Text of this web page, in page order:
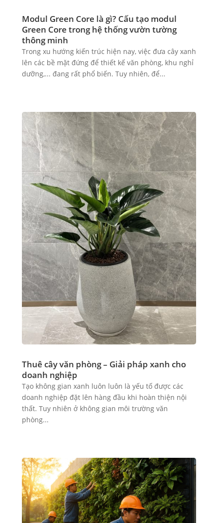
Modul Green Core là gì? Cấu tạo modul
Green Core trong hệ thống vườn tường
thông minh
Trong xu hướng kiến trúc hiện nay, việc đưa cây xanh
lên các bề mặt đứng để thiết kế văn phòng, khu nghỉ
dưỡng,... đang rất phổ biến. Tuy nhiên, để...
Thuê cây văn phòng – Giải pháp xanh cho
doanh nghiệp
Tạo không gian xanh luôn luôn là yếu tố được các
doanh nghiệp đặt lên hàng đầu khi hoàn thiện nội
thất. Tuy nhiên ở không gian môi trường văn
phòng...